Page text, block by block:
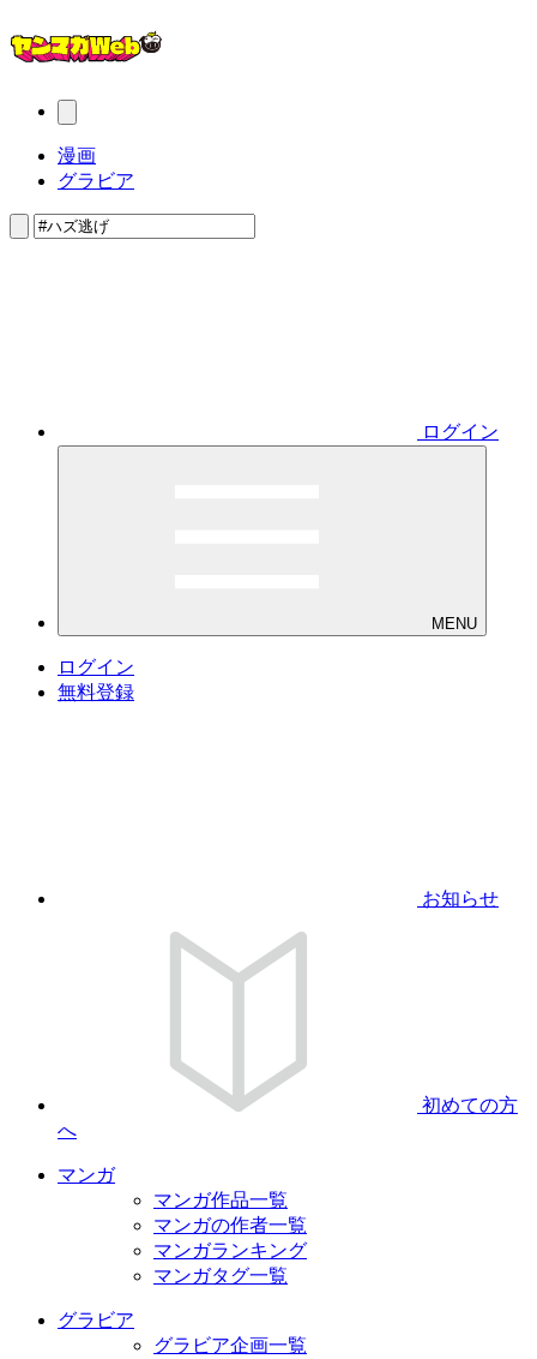
漫画
グラビア
ログイン
MENU
ログイン
無料登録
お知らせ
初めての方
へ
マンガ
マンガ作品一覧
マンガの作者一覧
マンガランキング
マンガタグ一覧
グラビア
グラビア企画一覧